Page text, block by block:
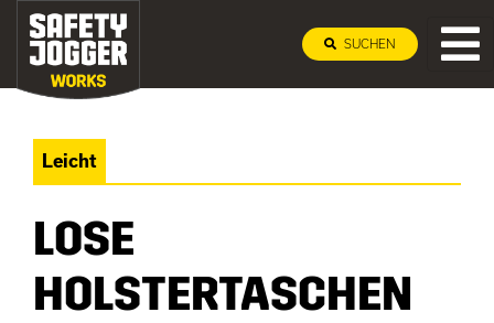
SUCHEN
Leicht
LOSE
HOLSTERTASCHEN